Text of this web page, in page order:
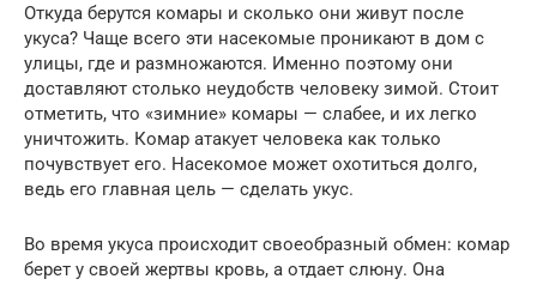
Откуда берутся комары и сколько они живут после
укуса? Чаще всего эти насекомые проникают в дом с
улицы, где и размножаются. Именно поэтому они
доставляют столько неудобств человеку зимой. Стоит
отметить, что «зимние» комары — слабее, и их легко
уничтожить. Комар атакует человека как только
почувствует его. Насекомое может охотиться долго,
ведь его главная цель — сделать укус.
Во время укуса происходит своеобразный обмен: комар
берет у своей жертвы кровь, а отдает слюну. Она